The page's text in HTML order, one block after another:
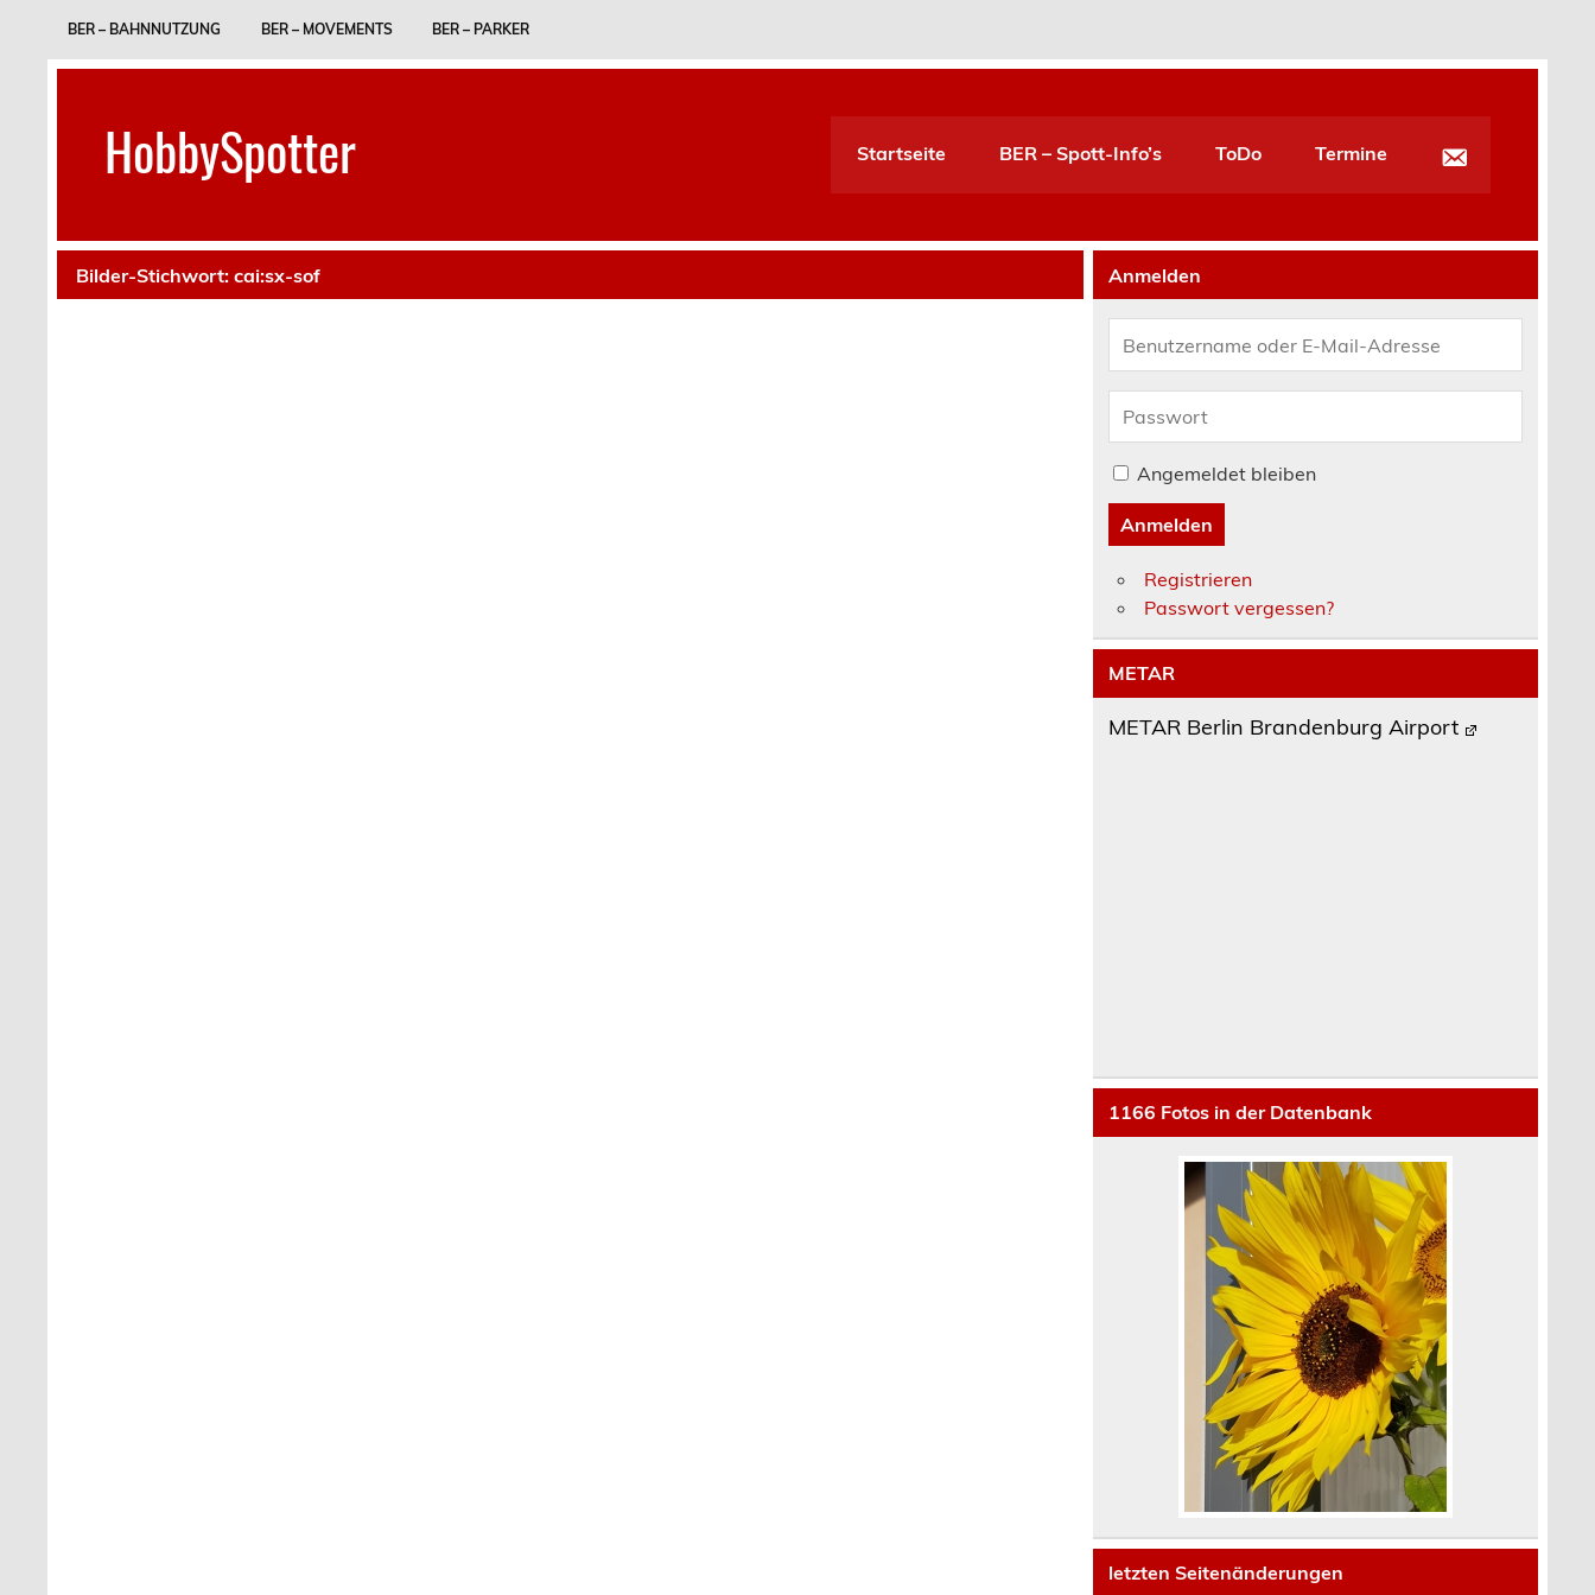
BER – BAHNNUTZUNG BER – MOVEMENTS BER – PARKER
HobbySpotter Startseite BER – Spott-Info’s ToDo Termine
Bilder-Stichwort:cai:sx-sof Anmelden
Angemeldet bleiben
Anmelden
Registrieren
Passwort vergessen?
METAR
METAR Berlin Brandenburg Airport
1166 Fotos in der Datenbank
letzten Seitenänderungen